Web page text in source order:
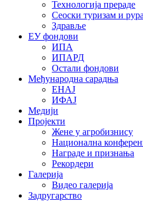
Технологија прераде
Сеоски туризам и
Здравље
ЕУ фондови
ИПА
ИПАРД
Остали фондови
Међународна сарадња
ЕНАЈ
ИФАЈ
Медији
Пројекти
Жене у агробизнису
Национална
Награде и признања
Рекордери
Галерија
Видео галерија
Задругарство